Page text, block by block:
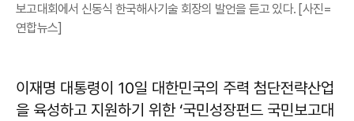
보고대회에서 신동식 한국해사기술 회장의 발언을 듣고 있다. [사진=
연합뉴스]
이재명 대통령이 10일 대한민국의 주력 첨단전략산업
을 육성하고 지원하기 위한 ‘국민성장펀드 국민보고대